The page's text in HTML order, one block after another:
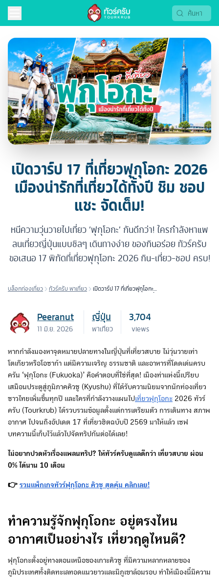
เปิดวาร์ป 17 ที่เที่ยวฟุกุโอกะ 2026
เมืองน่ารักที่เที่ยวได้ทั้งปี ชิม ชอป
แชะ จัดเต็ม!
หนีความวุ่นวายไปเที่ยว ‘ฟุกุโอกะ’ กันดีกว่า! ใครกำลังหาแพ
ลนเที่ยวญี่ปุ่นแบบชิลๆ เดินทางง่าย ของกินอร่อย ทัวร์ครับ
ขอเสนอ 17 พิกัดที่เที่ยวฟุกุโอกะ 2026 กิน-เที่ยว-ชอป ครบ!
บล็อกท่องเที่ยว ทัวร์ครับ พาเที่ยว
เปิดวาร์ป 17 ที่เที่ยวฟุกุโอกะ
Peeranut
11 มิ.ย. 2026
ญี่ปุ่น
พาเที่ยว
3,704
views
หากกำลังมองหาจุดหมายปลายทางในญี่ปุ่นที่เที่ยวสบาย ไม่วุ่นวายเท่า
โตเกียวหรือโอซาก้า แต่มีความเจริญ ธรรมชาติ และอาหารที่โดดเด่นครบ
ครัน ‘ฟุกุโอกะ (Fukuoka)’ คือคำตอบที่ใช่ที่สุด! เมืองท่าแห่งนี้เปรียบ
เสมือนประตูสู่ภูมิภาคคิวชู (Kyushu) ที่ได้รับความนิยมจากนักท่องเที่ยว
ชาวไทยเพิ่มขึ้นทุกปี และใครที่กำลังวางแผนไปเที่ยวฟุกุโอกะ 2026 ทัวร์
ครับ (Tourkrub) ได้รวบรวมข้อมูลตั้งแต่การเตรียมตัว การเดินทาง สภาพ
อากาศ ไปจนถึงอัปเดต 17 ที่เที่ยวฮิตฉบับปี 2569 มาให้แล้ว เซฟ
บทความนี้เก็บไว้แล้วไปจัดทริปกันต่อได้เลย!
ไม่อยากปวดหัวเรื่องแพลนทริป? ให้ทัวร์ครับดูแลดีกว่า เที่ยวสบาย ผ่อน
0% ได้นาน 10 เดือน
👉 รวมแพ็กเกจทัวร์ฟุกุโอกะ คิวชู สุดคุ้ม คลิกเลย!
ทำความรู้จักฟุกุโอกะ อยู่ตรงไหน
อากาศเป็นอย่างไร เที่ยวฤดูไหนดี?
ฟุกุโอกะตั้งอยู่ทางตอนเหนือของเกาะคิวชู ที่มีความหลากหลายของ
ภูมิประเทศทั้งติดทะเลทอดแนวยาวและมีภูเขาล้อมรอบ ทำให้เมืองนี้มีความ